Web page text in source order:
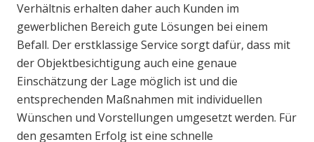
Verhältnis erhalten daher auch Kunden im
gewerblichen Bereich gute Lösungen bei einem
Befall. Der erstklassige Service sorgt dafür, dass mit
der Objektbesichtigung auch eine genaue
Einschätzung der Lage möglich ist und die
entsprechenden Maßnahmen mit individuellen
Wünschen und Vorstellungen umgesetzt werden. Für
den gesamten Erfolg ist eine schnelle